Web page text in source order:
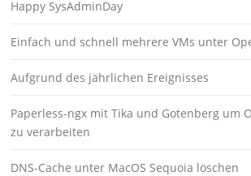
Happy SysAdminDay
Einfach und schnell mehrere VMs unter
Aufgrund des jährlichen Ereignisses
Paperless-ngx mit Tika und Gotenberg um
zu verarbeiten
DNS-Cache unter MacOS Sequoia löschen